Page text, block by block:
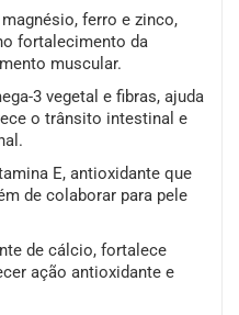
ferro e zinco,
fortalecimento da
muscular.
3 vegetal e fibras, ajuda
o trânsito intestinal e
E, antioxidante que
de colaborar para pele
de cálcio, fortalece
ação antioxidante e